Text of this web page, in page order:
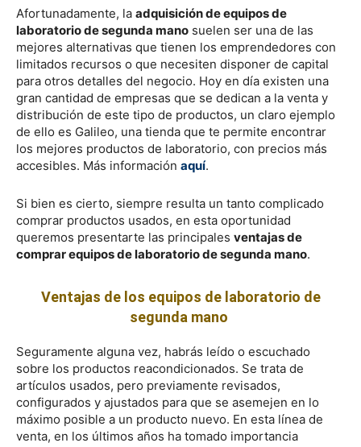
Afortunadamente, la adquisición de equipos de
laboratorio de segunda mano suelen ser una de las
mejores alternativas que tienen los emprendedores con
limitados recursos o que necesiten disponer de capital
para otros detalles del negocio. Hoy en día existen una
gran cantidad de empresas que se dedican a la venta y
distribución de este tipo de productos, un claro ejemplo
de ello es Galileo, una tienda que te permite encontrar
los mejores productos de laboratorio, con precios más
accesibles. Más información aquí.
Si bien es cierto, siempre resulta un tanto complicado
comprar productos usados, en esta oportunidad
queremos presentarte las principales ventajas de
comprar equipos de laboratorio de segunda mano.
Ventajas de los equipos de laboratorio de
segunda mano
Seguramente alguna vez, habrás leído o escuchado
sobre los productos reacondicionados. Se trata de
artículos usados, pero previamente revisados,
configurados y ajustados para que se asemejen en lo
máximo posible a un producto nuevo. En esta línea de
venta, en los últimos años ha tomado importancia